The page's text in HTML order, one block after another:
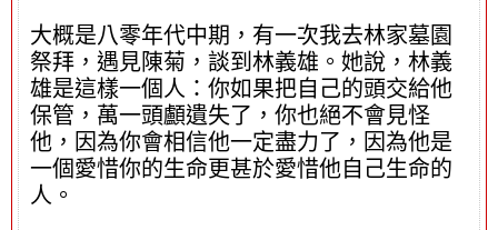
大概是八零年代中期，有一次我去林家墓園
祭拜，遇見陳菊，談到林義雄。她說，林義
雄是這樣一個人：你如果把自己的頭交給他
保管，萬一頭顱遺失了，你也絕不會見怪
他，因為你會相信他一定盡力了，因為他是
一個愛惜你的生命更甚於愛惜他自己生命的
人。